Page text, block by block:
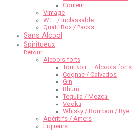
Couleur
Vintage
WTF / Inclassable
Quaff Box / Packs
Sans Alcool
Spiritueux
Retour
Alcools forts
Tout voir – Alcools forts
Cognac / Calvados
Gin
Rhum
Tequila / Mezcal
Vodka
Whisky / Bourbon / Rye
Apéritifs / Amers
Liqueurs